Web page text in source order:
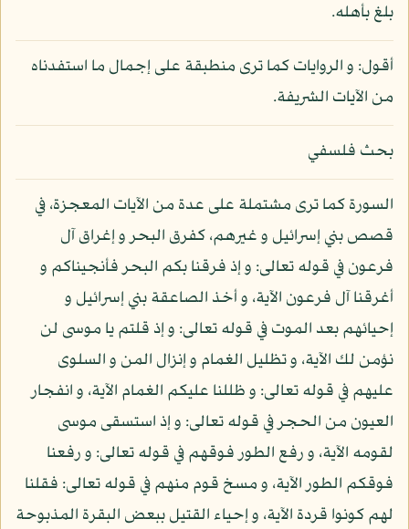
بلغ بأهله.
أقول: و الروايات كما ترى منطبقة على إجمال ما استفدناه
من الآيات الشريفة.
بحث فلسفي
السورة كما ترى مشتملة على عدة من الآيات المعجزة، في
قصص بني إسرائيل و غيرهم، كفرق البحر و إغراق آل
فرعون في قوله تعالى: و إذ فرقنا بكم البحر فأنجيناكم و
أغرقنا آل فرعون الآية، و أخذ الصاعقة بني إسرائيل و
إحيائهم بعد الموت في قوله تعالى: و إذ قلتم يا موسى لن
نؤمن لك الآية، و تظليل الغمام و إنزال المن و السلوى
عليهم في قوله تعالى: و ظللنا عليكم الغمام الآية، و انفجار
العيون من الحجر في قوله تعالى: و إذ استسقى موسى
لقومه الآية، و رفع الطور فوقهم في قوله تعالى: و رفعنا
فوقكم الطور الآية، و مسخ قوم منهم في قوله تعالى: فقلنا
لهم كونوا قردة الآية، و إحياء القتيل ببعض البقرة المذبوحة